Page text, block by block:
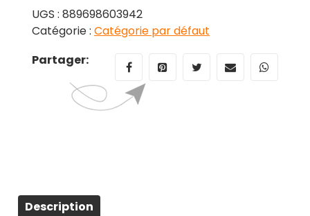
figure
Disney
Dr.
UGS : 889698603942
Catégorie : Catégorie par défaut
Partager:
Description